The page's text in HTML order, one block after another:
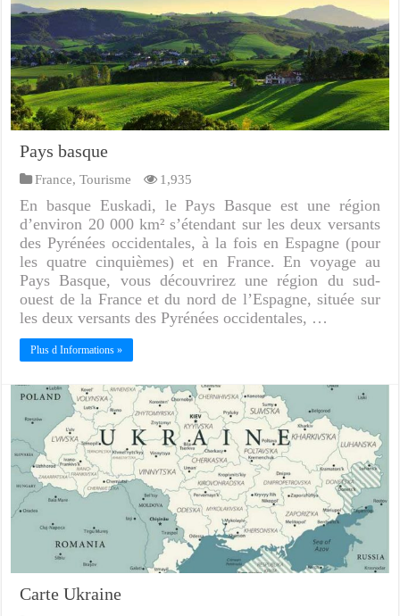
Pays basque
France,Tourisme 1,935
En basque Euskadi, le Pays Basque est une région
d’environ 20 000 km² s’étendant sur les deux versants
des Pyrénées occidentales, à la fois en Espagne (pour
les quatre cinquièmes) et en France. En voyage au
Pays Basque, vous découvrirez une région du sud-
ouest de la France et du nord de l’Espagne, située sur
les deux versants des Pyrénées occidentales, …
Plus d Informations »
Carte Ukraine